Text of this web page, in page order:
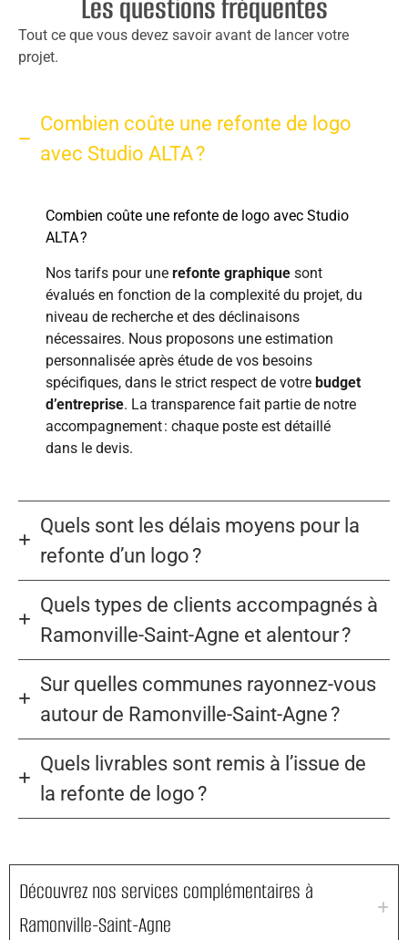
Les questions fréquentes
Tout ce que vous devez savoir avant de lancer votre
projet.
Combien coûte une refonte de logo
avec Studio ALTA ?
Combien coûte une refonte de logo avec Studio
ALTA ?
Nos tarifs pour une refonte graphique sont
évalués en fonction de la complexité du projet, du
niveau de recherche et des déclinaisons
nécessaires. Nous proposons une estimation
personnalisée après étude de vos besoins
spécifiques, dans le strict respect de votre budget
d’entreprise. La transparence fait partie de notre
accompagnement : chaque poste est détaillé
dans le devis.
Quels sont les délais moyens pour la
refonte d’un logo ?
Quels types de clients accompagnés à
Ramonville-Saint-Agne et alentour ?
Sur quelles communes rayonnez-vous
autour de Ramonville-Saint-Agne ?
Quels livrables sont remis à l’issue de
la refonte de logo ?
Découvrez nos services complémentaires à
Ramonville-Saint-Agne